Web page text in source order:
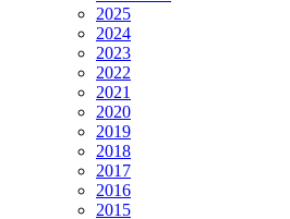
2025
2024
2023
2022
2021
2020
2019
2018
2017
2016
2015